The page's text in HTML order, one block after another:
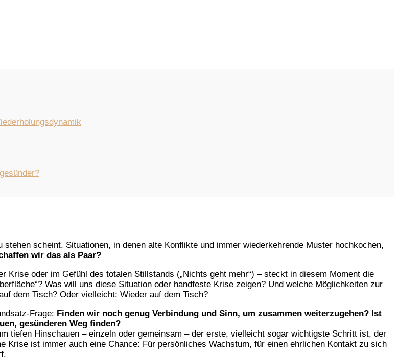
scheint. Situationen, in denen alte Konflikte und immer wiederkehrende Muster hochkochen,
wir das als Paar?
Krise oder im Gefühl des totalen Stillstands („Nichts geht mehr“) – steckt in diesem Moment die
Was will uns diese Situation oder handfeste Krise zeigen? Und welche Möglichkeiten zur
dem Tisch? Oder vielleicht: Wieder auf dem Tisch?
Frage: Finden wir noch genug Verbindung und Sinn, um zusammen weiterzugehen? Ist
gesünderen Weg finden?
tiefen Hinschauen – einzeln oder gemeinsam – der erste, vielleicht sogar wichtigste Schritt ist, der
Krise ist immer auch eine Chance: Für persönliches Wachstum, für einen ehrlichen Kontakt zu sich